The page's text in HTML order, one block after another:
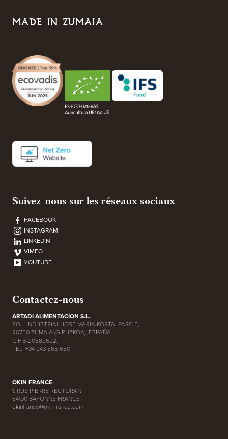
MADE IN ZUMAIA
Suivez-nous sur les réseaux sociaux
FACEBOOK
INSTAGRAM
LINKEDIN
VIMEO
YOUTUBE
Contactez-nous
ARTADI ALIMENTACION S.L.
POL. INDUSTRIAL JOSE MARÍA KORTA, PARC 5,
20750 ZUMAIA (GIPUZKOA), ESPAÑA
CIF B-20682522,
TEL. +34 943 865 650
OKIN FRANCE
1, RUE PIERRE RECTORAN
64100 BAYONNE FRANCE
okinfrance@okinfrance.com